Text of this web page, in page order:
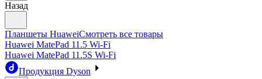
Назад
Планшеты HuaweiСмотреть все товары
Huawei MatePad 11.5 Wi-Fi
Huawei MatePad 11.5S Wi-Fi
Продукция Dyson